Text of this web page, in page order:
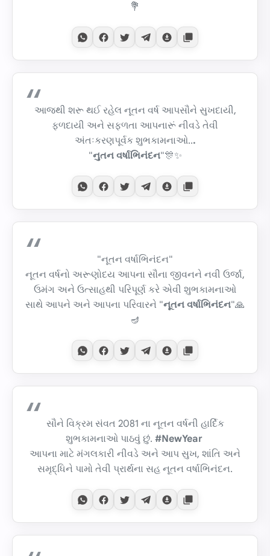
💐
આજથી શરૂ થઈ રહેલ નૂતન વર્ષ આપસૌને સુખદાયી,
ફળદાયી અને સફળતા આપનારૂં નીવડે તેવી
અંતઃકરણપૂર્વક શુભકામનાઓ...
"નુતન વર્ષાભિનંદન"🎊✨
"નૂતન વર્ષાભિનંદન"
નૂતન વર્ષનો અરૂણોદય આપના સૌના જીવનને નવી ઉર્જા,
ઉમંગ અને ઉત્સાહથી પરિપૂર્ણ કરે એવી શુભકામનાઓ
સાથે આપને અને આપના પરિવારને "નૂતન વર્ષાભિનંદન"🙏
🪔
સૌને વિક્રમ સંવત 2081 ના નૂતન વર્ષની હાર્દિક
શુભકામનાઓ પાઠવું છું. #NewYear
આપના માટે મંગલકારી નીવડે અને આપ સુખ, શાંતિ અને
સમૃદ્ધિને પામો તેવી પ્રાર્થના સહ નૂતન વર્ષાભિનંદન.